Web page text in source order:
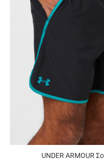
UNDER ARMOUR